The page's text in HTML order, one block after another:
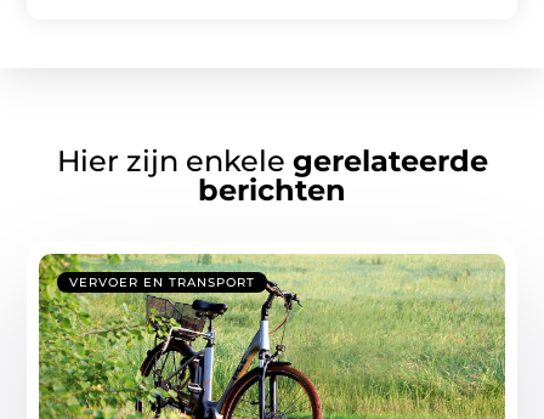
Hier zijn enkele gerelateerde
berichten
VERVOER EN TRANSPORT